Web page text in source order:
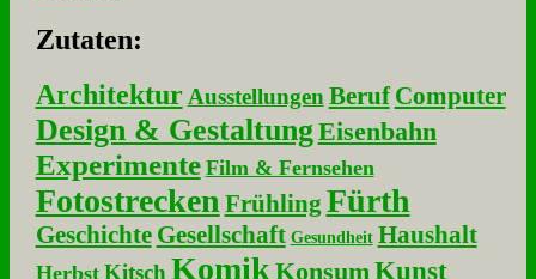
Zu­ta­ten:
Architektur Ausstellungen Beruf Computer
Design & GestaltungEisenbahn
Experimente Film & Fernsehen
Fotostrecken Frühling Fürth
Geschichte Gesellschaft Gesundheit Haushalt
Herbst Kitsch KomikKonsumKunst